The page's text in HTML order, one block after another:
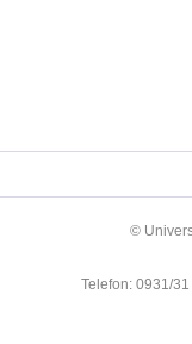
©
Telefon: 0931/